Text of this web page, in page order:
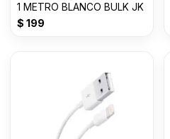
1 METRO BLANCO BULK JK
$ 199